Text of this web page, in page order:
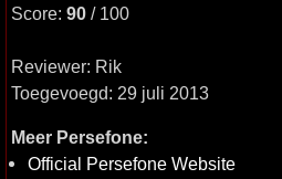
Score: 90 / 100
Reviewer: Rik
Toegevoegd: 29 juli 2013
Meer Persefone:
Official Persefone Website